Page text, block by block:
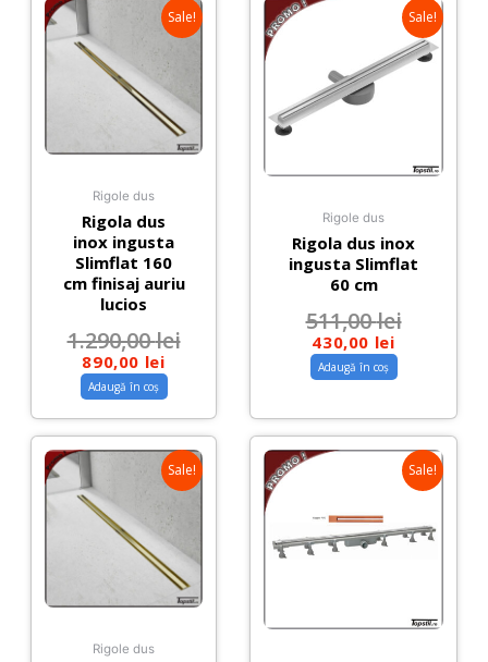
Sale!
Rigole dus
Rigola dus
inox ingusta
Slimflat 160
cm finisaj auriu
lucios
1.290,00lei
890,00 lei
Adaugă în coș
Sale!
Rigole dus
Rigola dus inox
ingusta Slimflat
60 cm
511,00lei
430,00 lei
Adaugă în coș
Sale!
Rigole dus
Sale!